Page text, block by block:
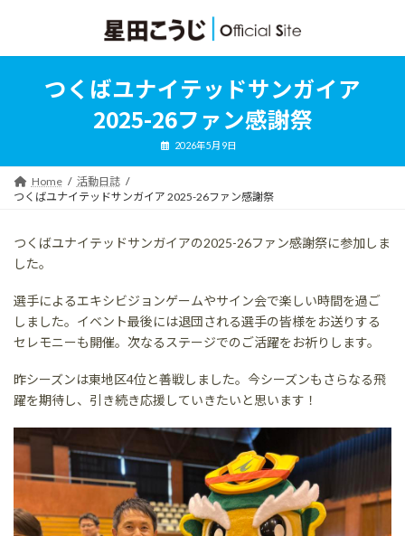
ン
ー
つくばユナイテッドサンガイア
2025-26ファン感謝祭
2026年5月9日
Home
活動日誌
つくばユナイテッドサンガイア 2025-26ファン感謝祭
つくばユナイテッドサンガイアの2025-26ファン感謝祭に参加しま
した。
選手によるエキシビジョンゲームやサイン会で楽しい時間を過ご
しました。イベント最後には退団される選手の皆様をお送りする
セレモニーも開催。次なるステージでのご活躍をお祈りします。
昨シーズンは東地区4位と善戦しました。今シーズンもさらなる飛
躍を期待し、引き続き応援していきたいと思います！